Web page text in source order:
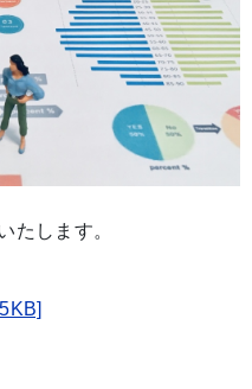
たします。